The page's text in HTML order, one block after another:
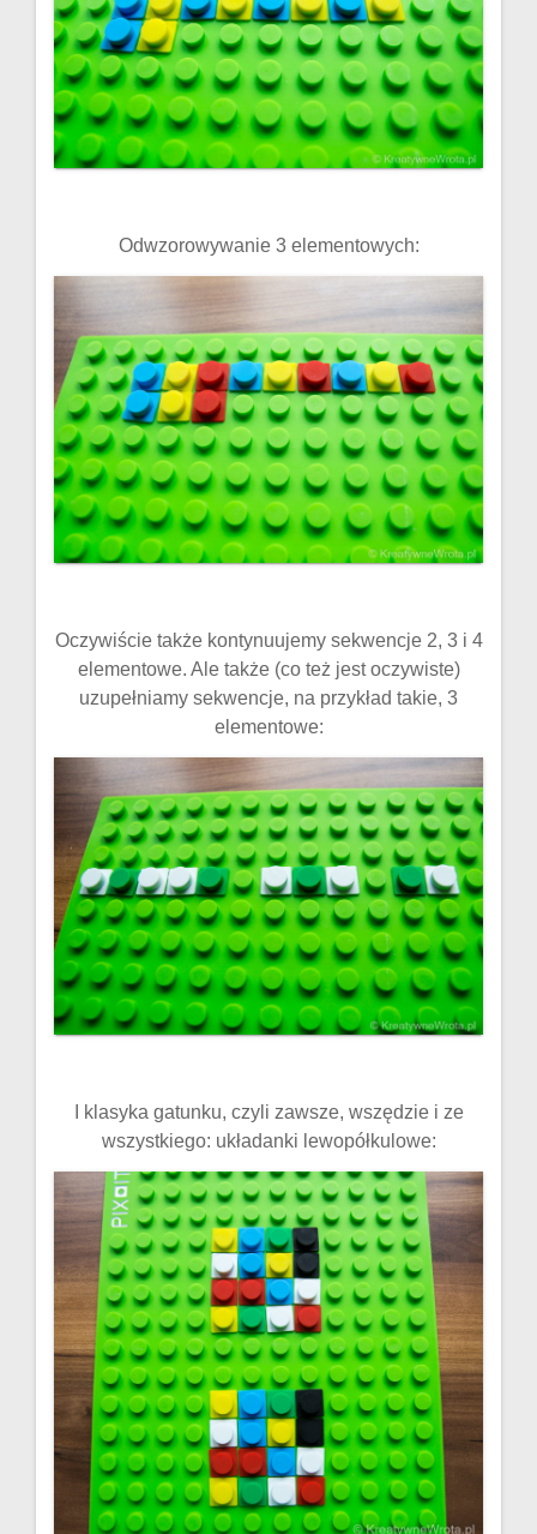
Odwzorowywanie 3 elementowych:
Oczywiście także kontynuujemy sekwencje 2, 3 i 4
elementowe. Ale także (co też jest oczywiste)
uzupełniamy sekwencje, na przykład takie, 3
elementowe:
I klasyka gatunku, czyli zawsze, wszędzie i ze
wszystkiego: układanki lewopółkulowe: